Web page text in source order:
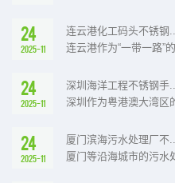
24
2025-11
连云港化工码头不锈钢..
连云港作为“一带一路”
24
2025-11
深圳海洋工程不锈钢手..
深圳作为粤港澳大湾区
24
2025-11
厦门滨海污水处理厂不..
厦门等沿海城市的污水